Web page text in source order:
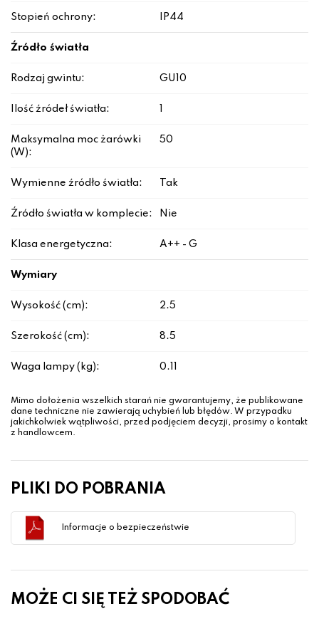
Stopień ochrony: IP44
Źródło światła
Rodzaj gwintu: GU10
Ilość źródeł światła:
Maksymalna moc żarówki
(W):
50
Wymienne źródło światła: Tak
Źródło światła w komplecie: Nie
Klasa energetyczna: A++ - G
Wymiary
Wysokość (cm): 2.5
Szerokość (cm): 8.5
Waga lampy (kg): 0.11
Mimo dołożenia wszelkich starań nie gwarantujemy, że publikowane
dane techniczne nie zawierają uchybień lub błędów. W przypadku
jakichkolwiek wątpliwości, przed podjęciem decyzji, prosimy o kontakt
z handlowcem.
PLIKI DO POBRANIA
Informacje o bezpieczeństwie
MOŻE CI SIĘ TEŻ SPODOBAĆ